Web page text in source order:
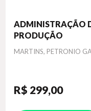
ADMINISTRAÇÃO
PRODUÇÃO
Autor
MARTINS, PETRONIO
R$ 299,00